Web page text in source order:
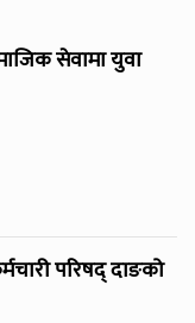
सेवामा युवा
परिषद् दाङको